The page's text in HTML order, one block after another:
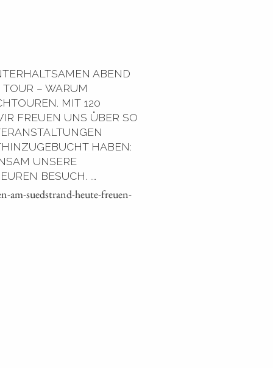
ABEND
– WARUM
MIT 120
FREUEN UNS ÜBER SO
HABEN:
UNSERE
BESUCH. .…
suedstrand-heute-freuen-